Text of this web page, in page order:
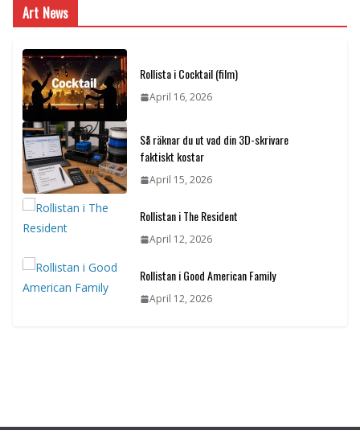
Art News
Rollista i Cocktail (film)
April 16, 2026
Så räknar du ut vad din 3D-skrivare
faktiskt kostar
April 15, 2026
Rollistan i The Resident
April 12, 2026
Rollistan i Good American Family
April 12, 2026